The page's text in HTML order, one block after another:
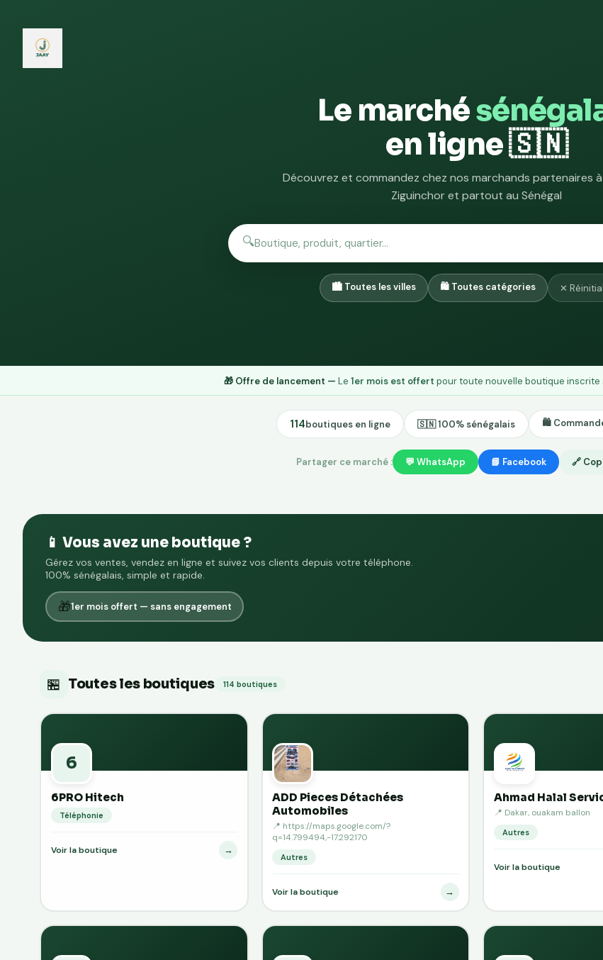
Le marché
en ligne 🇸🇳
Découvrez et commandez chez nos marchands partenaires à
Ziguinchor et partout au Sénégal
🔍
✕
🎁 Offre de lancement — Le 1er mois est offert pour toute nouvelle boutique inscrite
114boutiques en ligne 🇸🇳 100% sénégalais 🛍️
Partager ce marché : 💬 WhatsApp 📘 Facebook 🔗
📱 Vous avez une boutique ?
Gérez vos ventes, vendez en ligne et suivez vos clients depuis votre téléphone.
100% sénégalais, simple et rapide.
🎁1er mois offert — sans engagement
🏪 Toutes les boutiques 114 boutiques
6
6PRO Hitech
Téléphonie
Voir la boutique →
ADD Pieces Détachées
Automobiles
📍 https://maps.google.com/?
q=14.799494,-17.292170
Autres
Voir la boutique →
Ahmad Halal
📍 Dakar, ouakam ballon
Autres
Voir la boutique